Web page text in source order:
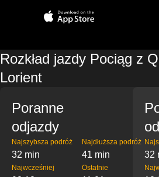
Rozkład jazdy Pociąg z
Lorient
Poranne
odjazdy
Najszybsza podróż
32 min
Najdłuższa podróż
41 min
Najwcześniej Ostatnie
32